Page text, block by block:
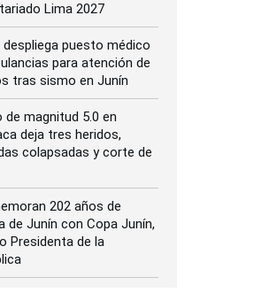
Lima 2027
despliega puesto médico
para atención de
tras sismo en Junín
de magnitud 5.0 en
deja tres heridos,
colapsadas y corte de
202 años de
de Junín con Copa Junín,
Presidenta de la